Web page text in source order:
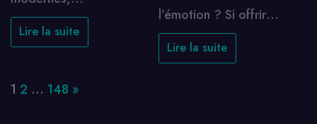
Lire la suite
l’émotion ? Si offrir…
Lire la suite
Page:
1 2 … 148 Next
»